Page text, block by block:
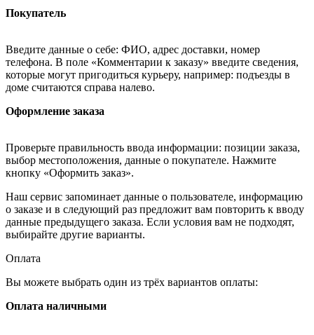
Покупатель
Введите данные о себе: ФИО, адрес доставки, номер
телефона. В поле «Комментарии к заказу» введите сведения,
которые могут пригодиться курьеру, например: подъезды в
доме считаются справа налево.
Оформление заказа
Проверьте правильность ввода информации: позиции заказа,
выбор местоположения, данные о покупателе. Нажмите
кнопку «Оформить заказ».
Наш сервис запоминает данные о пользователе, информацию
о заказе и в следующий раз предложит вам повторить к вводу
данные предыдущего заказа. Если условия вам не подходят,
выбирайте другие варианты.
Оплата
Вы можете выбрать один из трёх вариантов оплаты:
Оплата наличными